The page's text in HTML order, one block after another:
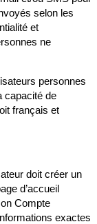
selon les
et
ne
personnes
capacité de
français et
doit créer un
d’accueil
Compte
exactes